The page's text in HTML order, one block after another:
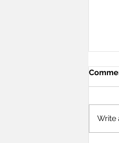
Write